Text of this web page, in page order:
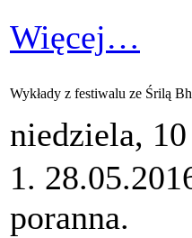
Więcej…
Wykłady z festiwalu ze Śrilą
niedziela,
1.
poranna.